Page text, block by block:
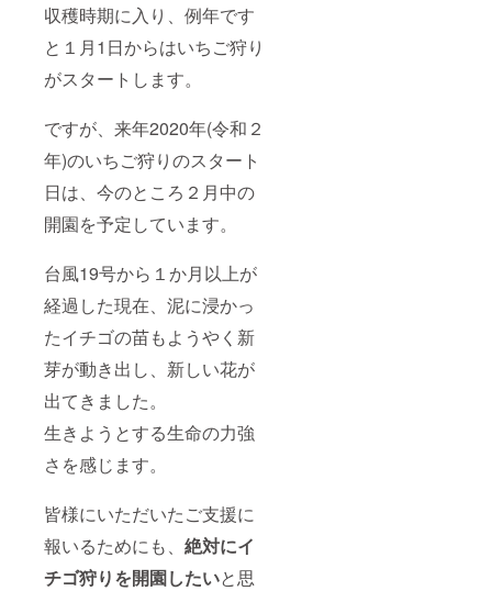
収穫時期に入り、例年です
と１月1日からはいちご狩り
がスタートします。
ですが、来年2020年(令和２
年)のいちご狩りのスタート
日は、今のところ２月中の
開園を予定しています。
台風19号から１か月以上が
経過した現在、泥に浸かっ
たイチゴの苗もようやく新
芽が動き出し、新しい花が
出てきました。
生きようとする生命の力強
さを感じます。
皆様にいただいたご支援に
報いるためにも、 絶対にイ
チゴ狩りを開園したいと思